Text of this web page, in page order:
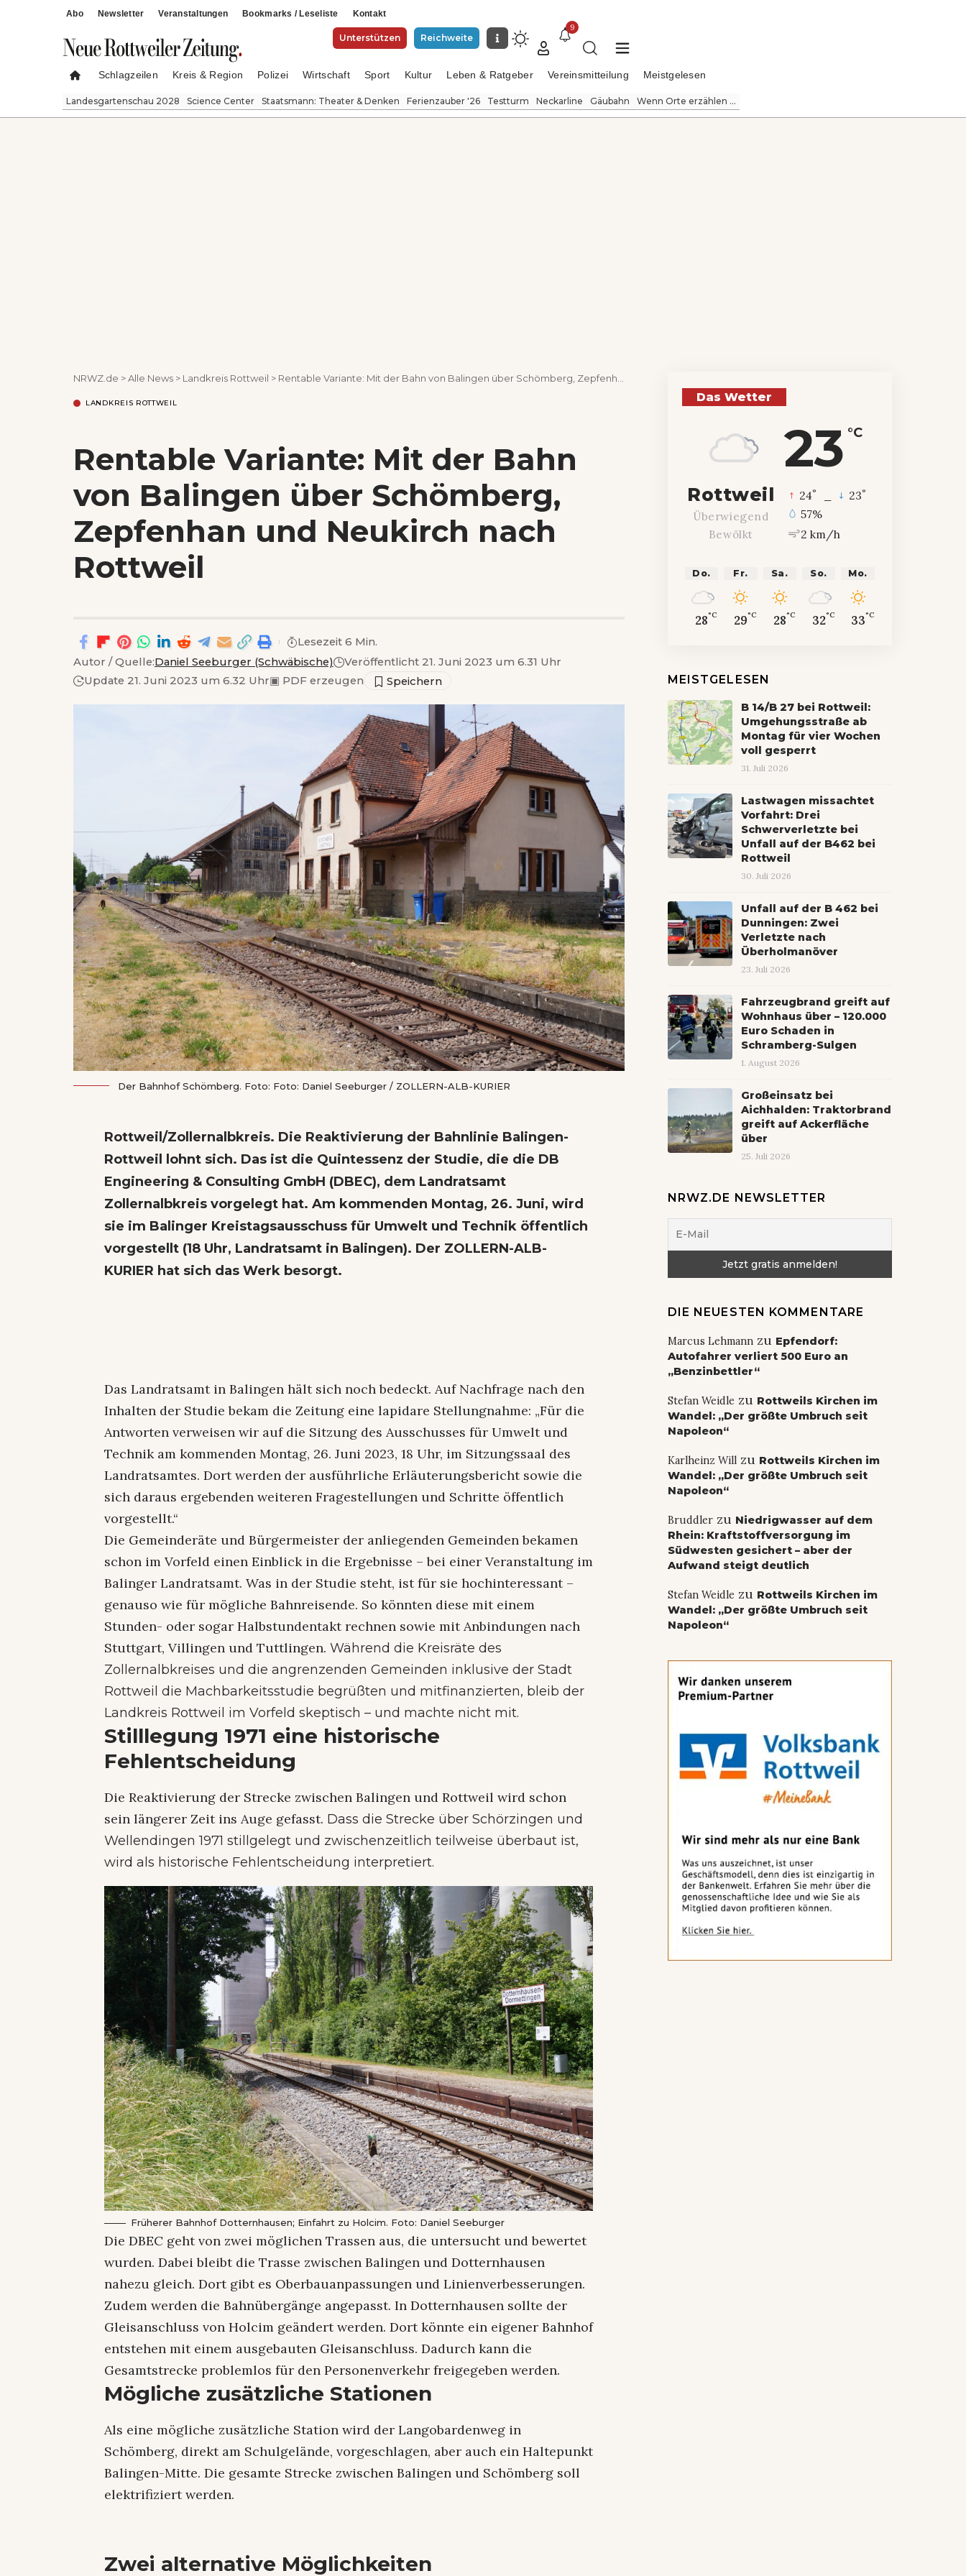
Abo Newsletter Veranstaltungen Bookmarks / Leseliste Kontakt
Unterstützen Reichweite
9
Schlagzeilen Kreis & Region Polizei Wirtschaft Sport Kultur Leben & Ratgeber Vereinsmitteilung Meistgelesen
Landesgartenschau 2028 Science Center Staatsmann: Theater & Denken Ferienzauber '26 Testturm Neckarline Gäubahn Wenn Orte erzählen ...
NRWZ.de >Alle News > Landkreis Rottweil > Rentable Variante: Mit der Bahn von Balingen über Schömberg, Zepfenhan und Neukirch nach Rottweil
LANDKREIS ROTTWEIL
Rentable Variante: Mit der Bahn
von Balingen über Schömberg,
Zepfenhan und Neukirch nach
Rottweil
Autor / Quelle:Daniel Seeburger (Schwäbische)
Veröffentlicht 21. Juni 2023 um 6.31 Uhr
Update 21. Juni 2023 um 6.32 Uhr▣ PDF erzeugen
Lesezeit 6 Min.
Der Bahnhof Schömberg. Foto: Foto: Daniel Seeburger / ZOLLERN-ALB-KURIER
Rottweil/Zollernalbkreis. Die Reaktivierung der Bahnlinie Balingen-
Rottweil lohnt sich. Das ist die Quintessenz der Studie, die die DB
Engineering & Consulting GmbH (DBEC), dem Landratsamt
Zollernalbkreis vorgelegt hat. Am kommenden Montag, 26. Juni, wird
sie im Balinger Kreistagsausschuss für Umwelt und Technik öffentlich
vorgestellt (18 Uhr, Landratsamt in Balingen). Der ZOLLERN-ALB-
KURIER hat sich das Werk besorgt.
Das Landratsamt in Balingen hält sich noch bedeckt. Auf Nachfrage nach den
Inhalten der Studie bekam die Zeitung eine lapidare Stellungnahme: „Für die
Antworten verweisen wir auf die Sitzung des Ausschusses für Umwelt und
Technik am kommenden Montag, 26. Juni 2023, 18 Uhr, im Sitzungssaal des
Landratsamtes. Dort werden der ausführliche Erläuterungsbericht sowie die
sich daraus ergebenden weiteren Fragestellungen und Schritte öffentlich
vorgestellt.“
Die Gemeinderäte und Bürgermeister der anliegenden Gemeinden bekamen
schon im Vorfeld einen Einblick in die Ergebnisse – bei einer Veranstaltung im
Balinger Landratsamt. Was in der Studie steht, ist für sie hochinteressant –
genauso wie für mögliche Bahnreisende. So könnten diese mit einem
Stunden- oder sogar Halbstundentakt rechnen sowie mit Anbindungen nach
Stuttgart, Villingen und Tuttlingen.Während die Kreisräte des
Zollernalbkreises und die angrenzenden Gemeinden inklusive der Stadt
Rottweil die Machbarkeitsstudie begrüßten und mitfinanzierten, bleib der
Landkreis Rottweil im Vorfeld skeptisch – und machte nicht mit.
Stilllegung 1971 eine historische
Fehlentscheidung
Die Reaktivierung der Strecke zwischen Balingen und Rottweil wird schon
sein längerer Zeit ins Auge gefasst. Dass die Strecke über Schörzingen und
Wellendingen 1971 stillgelegt und zwischenzeitlich teilweise überbaut ist,
wird als historische Fehlentscheidung interpretiert.
Früherer Bahnhof Dotternhausen; Einfahrt zu Holcim. Foto: Daniel Seeburger
Die DBEC geht von zwei möglichen Trassen aus, die untersucht und bewertet
wurden. Dabei bleibt die Trasse zwischen Balingen und Dotternhausen
nahezu gleich. Dort gibt es Oberbauanpassungen und Linienverbesserungen.
Zudem werden die Bahnübergänge angepasst. In Dotternhausen sollte der
Gleisanschluss von Holcim geändert werden. Dort könnte ein eigener Bahnhof
entstehen mit einem ausgebauten Gleisanschluss. Dadurch kann die
Gesamtstrecke problemlos für den Personenverkehr freigegeben werden.
Mögliche zusätzliche Stationen
Als eine mögliche zusätzliche Station wird der Langobardenweg in
Schömberg, direkt am Schulgelände, vorgeschlagen, aber auch ein Haltepunkt
Balingen-Mitte. Die gesamte Strecke zwischen Balingen und Schömberg soll
elektrifiziert werden.
Zwei alternative Möglichkeiten
Das Wetter
23 °C
Rottweil
Überwiegend
Bewölkt
24° 23°
57%
2 km/h
Do.
28°C
Fr.
29°C
Sa.
28°C
So.
32°C
Mo.
33°C
MEISTGELESEN
B 14/B 27 bei Rottweil:
Umgehungsstraße ab
Montag für vier Wochen
voll gesperrt
31. Juli 2026
Lastwagen missachtet
Vorfahrt: Drei
Schwerverletzte bei
Unfall auf der B462 bei
Rottweil
30. Juli 2026
Unfall auf der B 462 bei
Dunningen: Zwei
Verletzte nach
Überholmanöver
23. Juli 2026
Fahrzeugbrand greift auf
Wohnhaus über – 120.000
Euro Schaden in
Schramberg-Sulgen
1. August 2026
Großeinsatz bei
Aichhalden: Traktorbrand
greift auf Ackerfläche
über
25. Juli 2026
NRWZ.DE NEWSLETTER
DIE NEUESTEN KOMMENTARE
Marcus Lehmannzu Epfendorf:
Autofahrer verliert 500 Euro an
„Benzinbettler“
Stefan Weidle zu Rottweils Kirchen im
Wandel: „Der größte Umbruch seit
Napoleon“
Karlheinz Willzu Rottweils Kirchen im
Wandel: „Der größte Umbruch seit
Napoleon“
Bruddlerzu Niedrigwasser auf dem
Rhein: Kraftstoffversorgung im
Südwesten gesichert – aber der
Aufwand steigt deutlich
Stefan Weidle zu Rottweils Kirchen im
Wandel: „Der größte Umbruch seit
Napoleon“